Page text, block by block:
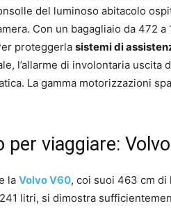
del luminoso abitacolo
Con un bagagliaio da 472
proteggerla sistemi di
l’allarme di involontaria uscita
La gamma motorizzazioni
per viaggiare:
la Volvo V60, coi suoi 463 cm di
litri, si dimostra